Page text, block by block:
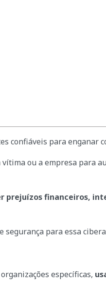
confiáveis para enganar
ou a empresa para
prejuízos financeiros,
para essa
específicas,